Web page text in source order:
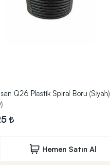
Q26 Plastik Spiral Boru (Siyah)
Hemen Satın Al